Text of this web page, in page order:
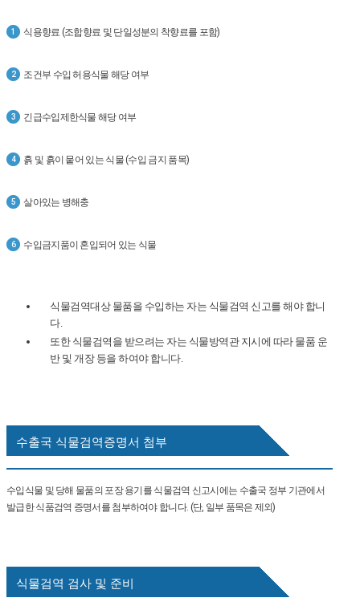
1 식용향료 (조합향료 및 단일성분의 착향료를 포함)
2 조건부 수입 허용식물 해당 여부
3 긴급수입제한식물 해당 여부
4 흙 및 흙이 뭍어 있는 식물 (수입 금지 품목)
5 살아있는 병해충
6 수입금지품이 혼입되어 있는 식물
식물검역대상 물품을 수입하는 자는 식물검역 신고를 해야 합니
다.
또한 식물검역을 받으려는 자는 식물방역관 지시에 따라 물품 운
반 및 개장 등을 하여야 합니다.
수출국 식물검역증명서 첨부
수입식물 및 당해 물품의 포장 용기를 식물검역 신고시에는 수출국 정부 기관에서
발급한 식품검역 증명서를 첨부하여야 합니다. (단, 일부 품목은 제외)
식물검역 검사 및 준비